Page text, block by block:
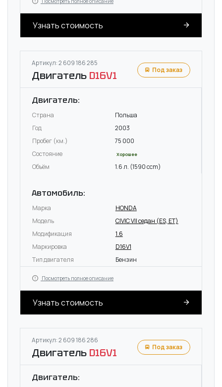
Узнать стоимость
Артикул: 2 609 186 285
Двигатель D16V1 Под заказ
Двигатель:
Страна
Польша
Год
2003
Пробег (км.)
75 000
Состояние
Хорошее
Объём 1.6 л. (1590 ccm)
Автомобиль:
Марка
HONDA
Модель
CIVIC VII седан (ES, ET)
Модификация
1.6
Маркировка
D16V1
Тип двигателя
Бензин
Посмотреть полное описание
Узнать стоимость
Артикул: 2 609 186 286
Двигатель D16V1 Под заказ
Двигатель: